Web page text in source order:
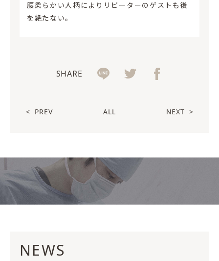
腰柔らかい人柄によりリピーターのゲストも後
を絶たない。
SHARE
< PREV ALL NEXT >
NEWS